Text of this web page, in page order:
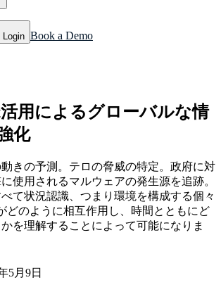
Login Book a Demo
用によるグローバルな情
化
きの予測。テロの脅威の特定。政府に対
使用されるマルウェアの発生源を追跡。
て状況認識、つまり環境を構成する個々
どのように相互作用し、時間とともにど
を理解することによって可能になりま
5月9日